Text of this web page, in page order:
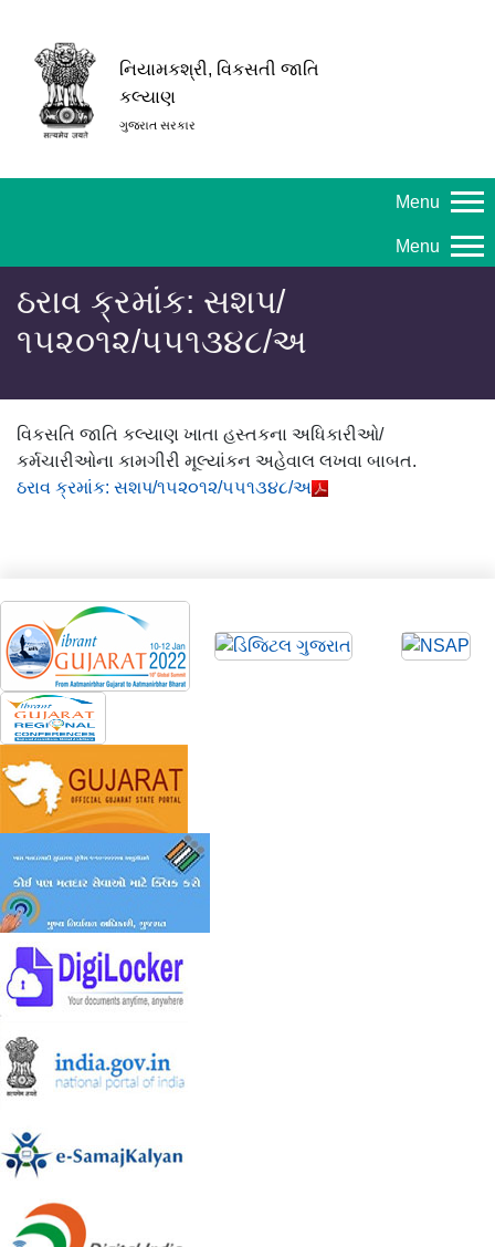
નિયામકશ્રી, વિકસતી જાતિ
કલ્યાણ
ગુજરાત સરકાર
Menu
Menu
ઠરાવ ક્રમાંક: સશપ/
૧૫૨૦૧૨/૫૫૧૩૪૮/અ
વિકસતિ જાતિ કલ્યાણ ખાતા હસ્તકના અધિકારીઓ/
કર્મચારીઓના કામગીરી મૂલ્યાંકન અહેવાલ લખવા બાબત.
ઠરાવ ક્રમાંક: સશપ/૧૫૨૦૧૨/૫૫૧૩૪૮/અ